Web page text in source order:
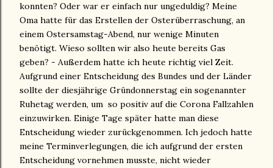
konnten? Oder war er einfach nur ungeduldig? Meine
Oma hatte für das Erstellen der Osterüberraschung, an
einem Ostersamstag-Abend, nur wenige Minuten
benötigt. Wieso sollten wir also heute bereits Gas
geben? - Außerdem hatte ich heute richtig viel Zeit.
Aufgrund einer Entscheidung des Bundes und der Länder
sollte der diesjährige Gründonnerstag ein sogenannter
Ruhetag werden, um so positiv auf die Corona Fallzahlen
einzuwirken. Einige Tage später hatte man diese
Entscheidung wieder zurückgenommen. Ich jedoch hatte
meine Terminverlegungen, die ich aufgrund der ersten
Entscheidung vornehmen musste, nicht wieder